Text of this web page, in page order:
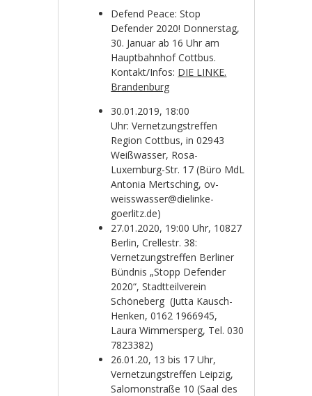
Defend Peace: Stop
Defender 2020! Donnerstag,
30. Januar ab 16 Uhr am
Hauptbahnhof Cottbus.
Kontakt/Infos: DIE LINKE.
Brandenburg
30.01.2019, 18:00
Uhr: Vernetzungstreffen
Region Cottbus, in 02943
Weißwasser, Rosa-
Luxemburg-Str. 17 (Büro MdL
Antonia Mertsching, ov-
weisswasser@dielinke-
goerlitz.de)
27.01.2020, 19:00 Uhr, 10827
Berlin, Crellestr. 38:
Vernetzungstreffen Berliner
Bündnis „Stopp Defender
2020“, Stadtteilverein
Schöneberg (Jutta Kausch-
Henken, 0162 1966945,
Laura Wimmersperg, Tel. 030
7823382)
26.01.20, 13 bis 17 Uhr,
Vernetzungstreffen Leipzig,
Salomonstraße 10 (Saal des